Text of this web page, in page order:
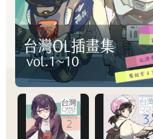
「洛可可」「表現主義」「浮誇」
子風」（homeboy） *……這些風格
種特定組合的類型。每一種類型的
方式非常多，但經過排列組成後，
「感受」則是指比較不嚴謹、定義
美學＝「美」或「美麗的」同義詞
上週流星雨時，安妮享受了在夏夜星
和「藝術」一樣，「美」與「美麗